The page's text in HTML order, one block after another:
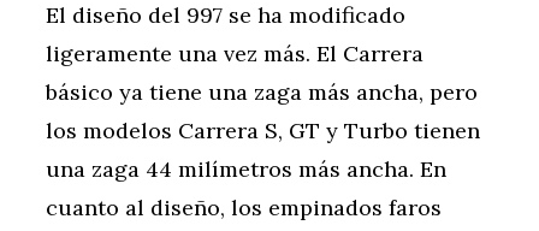
El diseño del 997 se ha modificado
ligeramente una vez más. El Carrera
básico ya tiene una zaga más ancha, pero
los modelos Carrera S, GT y Turbo tienen
una zaga 44 milímetros más ancha. En
cuanto al diseño, los empinados faros